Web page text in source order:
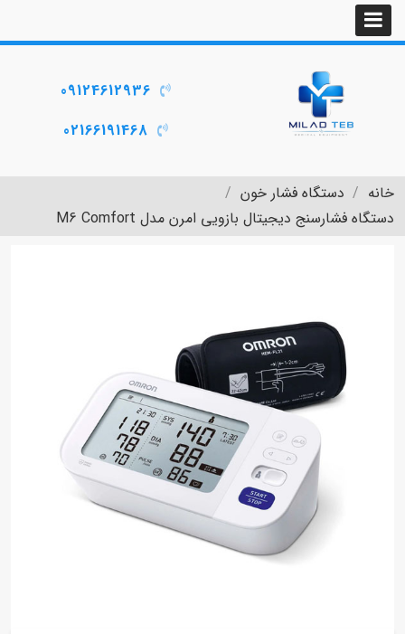
09124612936
02166191468
خانه
دستگاه فشار خون
دستگاه فشارسنج دیجیتال بازویی امرن مدل M6 Comfort